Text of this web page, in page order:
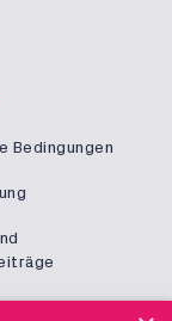
Bedingungen